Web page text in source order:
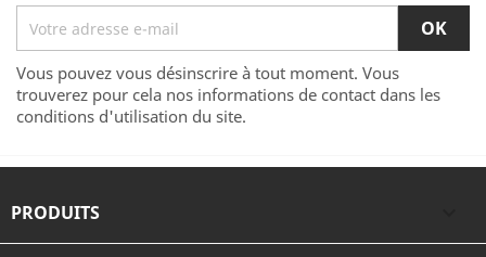
Vous pouvez vous désinscrire à tout moment. Vous
trouverez pour cela nos informations de contact dans les
conditions d'utilisation du site.
PRODUITS